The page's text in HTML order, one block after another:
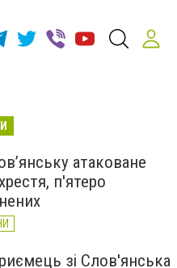
атаковане
п'ятеро
зі Слов'янська